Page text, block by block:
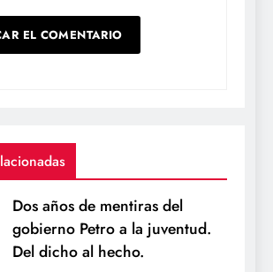
Dos años de mentiras del
gobierno Petro a la juventud.
Del dicho al hecho.